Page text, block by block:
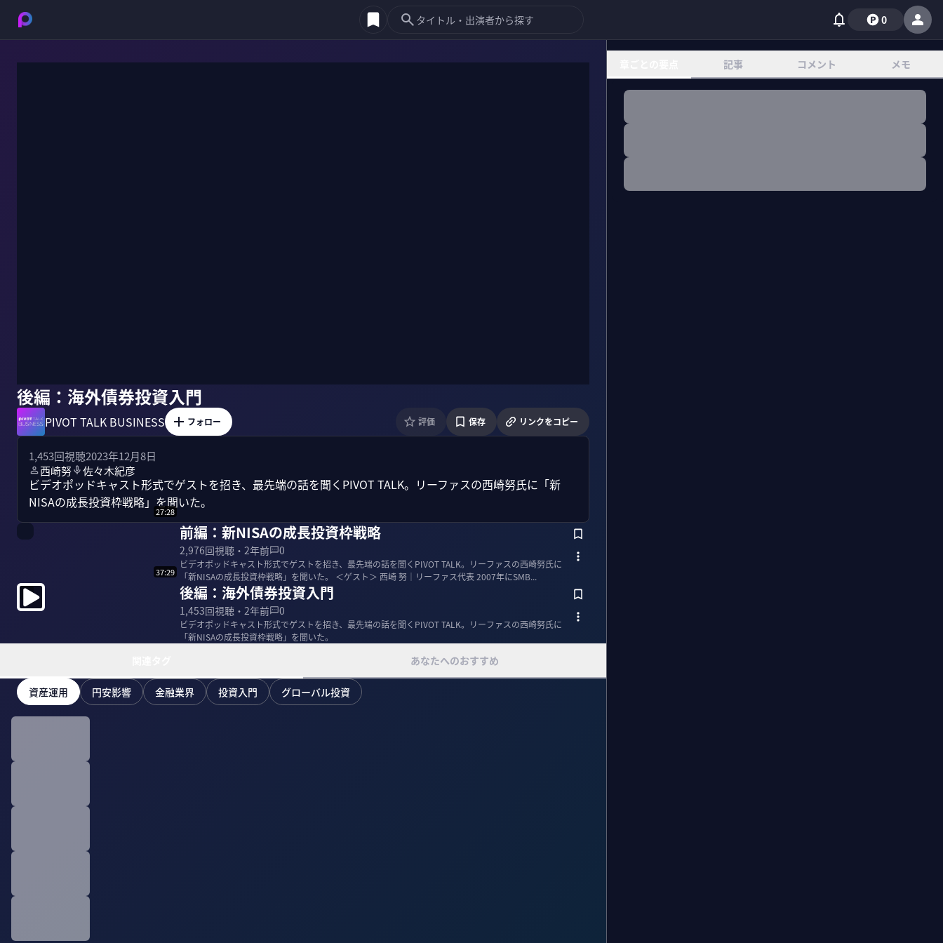
0
後編：海外債券投資入門
PIVOT TALK BUSINESS フォロー 評価 保存 リンクをコピー
1,453回視聴2023年12月8日
西崎努
佐々木紀彦
ビデオポッドキャスト形式でゲストを招き、最先端の話を聞くPIVOT TALK。リーファスの西崎努氏に「新
NISAの成長投資枠戦略」を聞いた。
27:28
前編：新NISAの成長投資枠戦略
2,976回視聴・ 2年前 0
ビデオポッドキャスト形式でゲストを招き、最先端の話を聞くPIVOT TALK。リーファスの西崎努氏に
「新NISAの成長投資枠戦略」を聞いた。 ＜ゲスト＞ 西崎 努｜リーファス代表 2007年にSMB...
37:29
後編：海外債券投資入門
1,453回視聴・ 2年前 0
ビデオポッドキャスト形式でゲストを招き、最先端の話を聞くPIVOT TALK。リーファスの西崎努氏に
「新NISAの成長投資枠戦略」を聞いた。
あなたへのおすすめ
資産運用 円安影響 金融業界 投資入門 グローバル投資
記事 コメント メモ